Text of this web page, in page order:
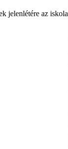
jelenlétére az iskola